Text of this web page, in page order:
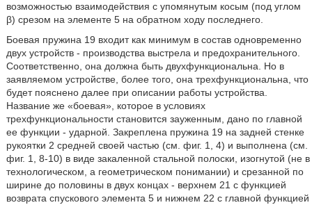
возможностью взаимодействия с упомянутым косым (под углом
β) срезом на элементе 5 на обратном ходу последнего.
Боевая пружина 19 входит как минимум в состав одновременно
двух устройств - производства выстрела и предохранительного.
Соответственно, она должна быть двухфункциональна. Но в
заявляемом устройстве, более того, она трехфункциональна, что
будет пояснено далее при описании работы устройства.
Название же «боевая», которое в условиях
трехфункциональности становится зауженным, дано по главной
ее функции - ударной. Закреплена пружина 19 на задней стенке
рукоятки 2 средней своей частью (см. фиг. 1, 4) и выполнена (см.
фиг. 1, 8-10) в виде закаленной стальной полоски, изогнутой (не в
технологическом, а геометрическом понимании) и срезанной по
ширине до половины в двух концах - верхнем 21 с функцией
возврата спускового элемента 5 и нижнем 22 с главной функцией